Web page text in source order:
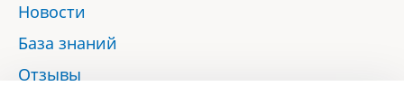
Новости
База знаний
Отзывы